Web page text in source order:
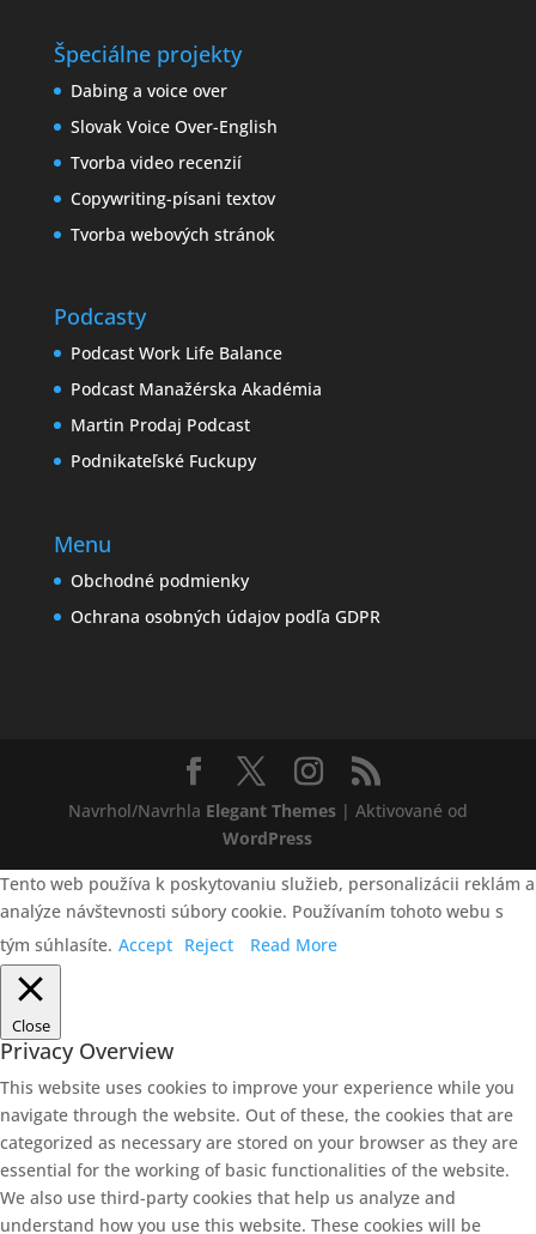
Špeciálne projekty
Dabing a voice over
Slovak Voice Over-English
Tvorba video recenzií
Copywriting-písani textov
Tvorba webových stránok
Podcasty
Podcast Work Life Balance
Podcast Manažérska Akadémia
Martin Prodaj Podcast
Podnikateľské Fuckupy
Menu
Obchodné podmienky
Ochrana osobných údajov podľa GDPR
Navrhol/Navrhla Elegant Themes| Aktivované od
WordPress
Tento web používa k poskytovaniu služieb, personalizácii reklám a
analýze návštevnosti súbory cookie. Používaním tohoto webu s
tým súhlasíte. Accept Reject Read More
Close
Privacy Overview
This website uses cookies to improve your experience while you
navigate through the website. Out of these, the cookies that are
categorized as necessary are stored on your browser as they are
essential for the working of basic functionalities of the website.
We also use third-party cookies that help us analyze and
understand how you use this website. These cookies will be